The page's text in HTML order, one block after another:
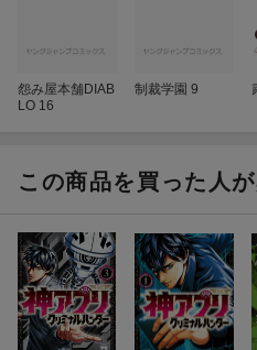
怨み屋本舗DIAB
LO 16
制裁学園 9
この商品を買った人